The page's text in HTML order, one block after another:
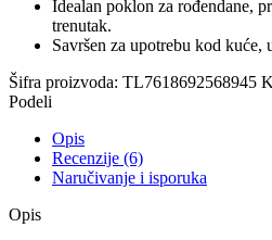
Idealan poklon za rođendane,
trenutak.
Savršen za upotrebu kod
Šifra proizvoda: TL7618692568945
Podeli
Opis
Recenzije (6)
Naručivanje i isporuka
Opis